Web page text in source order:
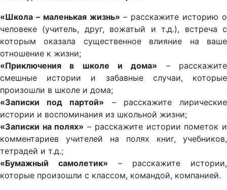
«Школа – маленькая жизнь» – расскажите историю о
человеке (учитель, друг, вожатый и т.д.), встреча с
которым оказала существенное влияние на ваше
отношение к жизни;
«Приключения в школе и дома» – расскажите
смешные истории и забавные случаи, которые
произошли в школе и дома;
«Записки под партой» – расскажите лирические
истории и воспоминания из школьной жизни;
«Записки на полях» – расскажите истории пометок и
комментариев учителей на полях книг, учебников,
тетрадей и т.д.;
«Бумажный самолетик» – расскажите истории,
которые произошли с классом, командой, компанией.